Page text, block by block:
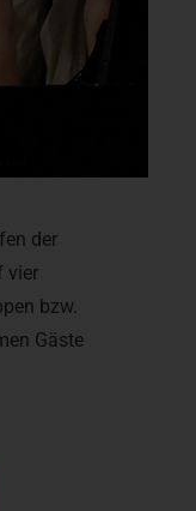
der
vier
bzw.
Gäste